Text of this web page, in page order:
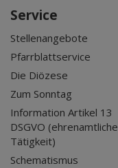
Service
Stellenangebote
Pfarrblattservice
Die Diözese
Zum Sonntag
Information Artikel 13
DSGVO (ehrenamtliche
Tätigkeit)
Schematismus